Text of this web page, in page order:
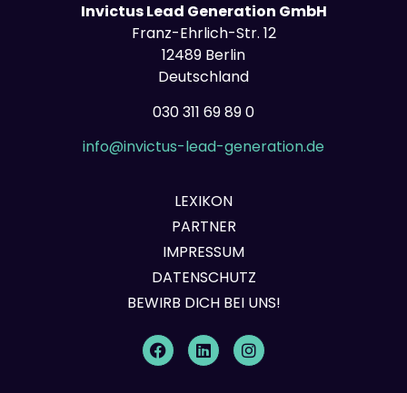
Invictus Lead Generation GmbH
Franz-Ehrlich-Str. 12
12489 Berlin
Deutschland
030 311 69 89 0
info@invictus-lead-generation.de
LEXIKON
PARTNER
IMPRESSUM
DATENSCHUTZ
BEWIRB DICH BEI UNS!